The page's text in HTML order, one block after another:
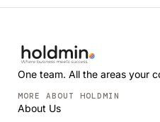
One team. All the areas your
MORE ABOUT HOLDMIN
About Us